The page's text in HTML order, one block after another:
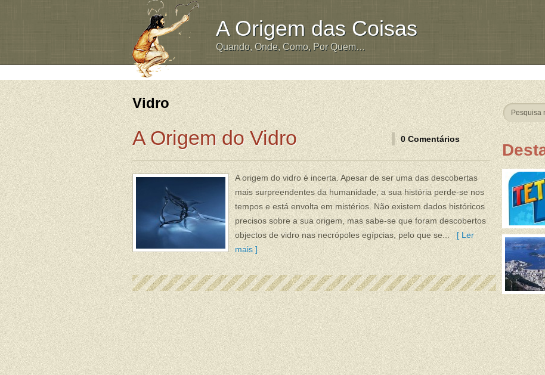
A Origem das Coisas
Quando, Onde, Como, Por Quem…
Vidro
A Origem do Vidro 0 Comentários
A origem do vidro é incerta. Apesar de ser uma das descobertas
mais surpreendentes da humanidade, a sua história perde-se nos
tempos e está envolta em mistérios. Não existem dados históricos
precisos sobre a sua origem, mas sabe-se que foram descobertos
objectos de vidro nas necrópoles egípcias, pelo que se...[ Ler
mais ]